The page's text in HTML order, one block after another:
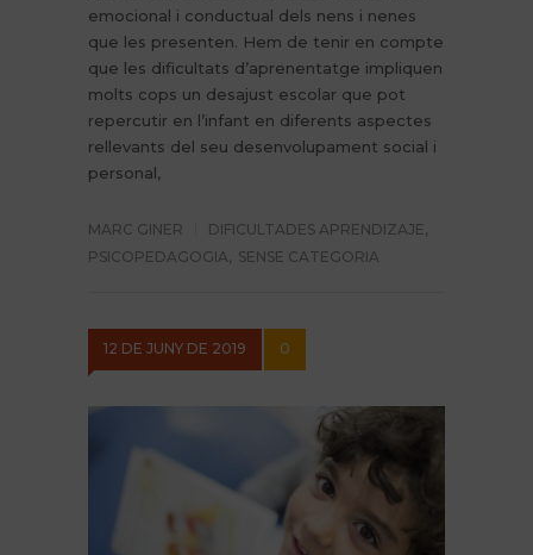
emocional i conductual dels nens i nenes
que les presenten. Hem de tenir en compte
que les dificultats d’aprenentatge impliquen
molts cops un desajust escolar que pot
repercutir en l’infant en diferents aspectes
rellevants del seu desenvolupament social i
personal,
MARC GINER DIFICULTADES APRENDIZAJE
PSICOPEDAGOGIA
SENSE CATEGORIA
12 DE JUNY DE 2019 0